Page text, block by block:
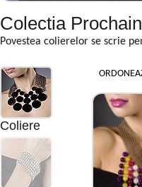
Colectia
Povestea colierelor se scrie
Coliere